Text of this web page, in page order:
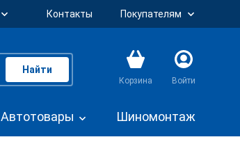
Контакты Покупателям
Найти
Корзина Войти
Автотовары Шиномонтаж